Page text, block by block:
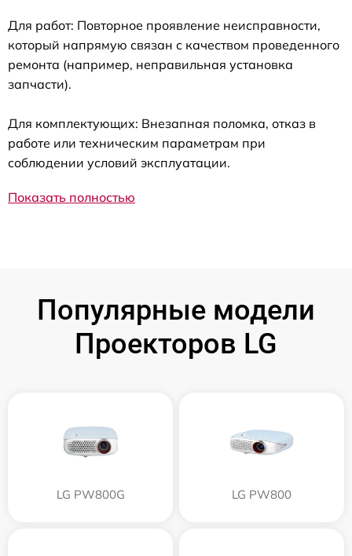
Для работ: Повторное проявление неисправности,
который напрямую связан с качеством проведенного
ремонта (например, неправильная установка
запчасти).
Для комплектующих: Внезапная поломка, отказ в
работе или техническим параметрам при
соблюдении условий эксплуатации.
Показать полностью
Популярные модели
Проекторов LG
LG PW800G LG PW800